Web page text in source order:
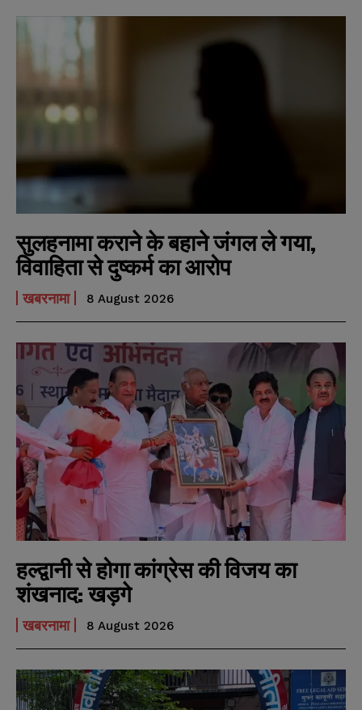
सुलहनामा कराने के बहाने जंगल ले गया,
विवाहिता से दुष्कर्म का आरोप
खबरनामा 8 August 2026
हल्द्वानी से होगा कांग्रेस की विजय का
शंखनाद: खड़गे
खबरनामा 8 August 2026